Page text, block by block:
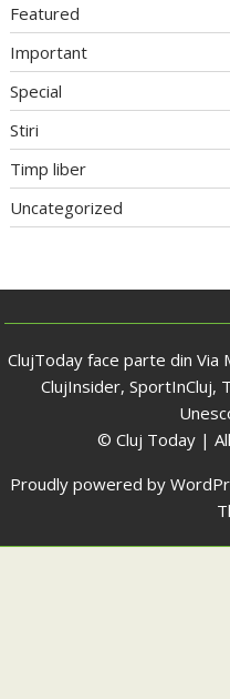
Featured
Important
Special
Stiri
Timp liber
Uncategorized
ClujToday face parte din Via
ClujInsider, SportInCluj,
© Cluj Today |
Proudly powered by